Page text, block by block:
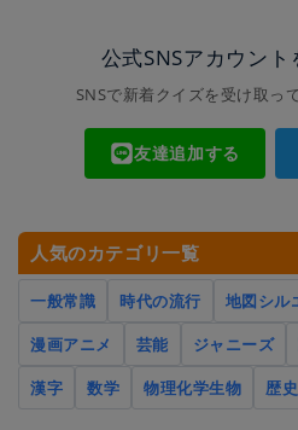
公式SNSアカウン
SNSで新着クイズを受け取っ
友達追加する
人気のカテゴリ一覧
一般常識 時代の流行 地図シル
漫画アニメ
芸能 ジャニーズ
漢字
数学 物理化学生物 歴史